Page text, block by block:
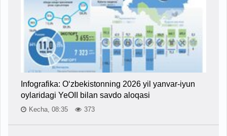
Infografika: O‘zbekistonning 2026 yil yanvar-iyun
oylaridagi YeOII bilan savdo aloqasi
Kecha, 08:35 373